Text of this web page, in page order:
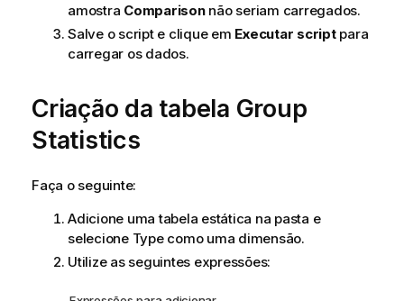
amostra Comparisonnão seriam carregados.
Salve o script e clique em Executar scriptpara
carregar os dados.
Criação da tabela Group
Statistics
Faça o seguinte:
Adicione uma tabela estática na pasta e
selecione Typecomo uma dimensão.
Utilize as seguintes expressões: